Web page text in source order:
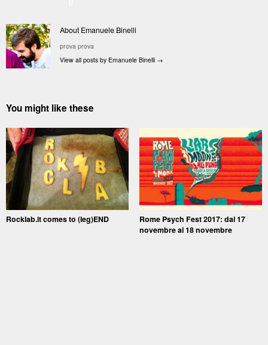
About Emanuele Binelli
prova prova
View all posts by Emanuele Binelli →
You might like these
Rocklab.it comes to (leg)END
Rome Psych Fest 2017: dal 17
novembre al 18 novembre